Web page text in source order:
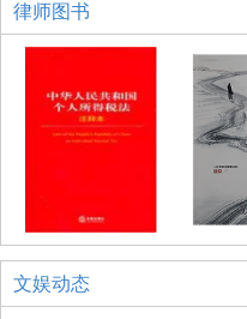
律师图书
文娱动态